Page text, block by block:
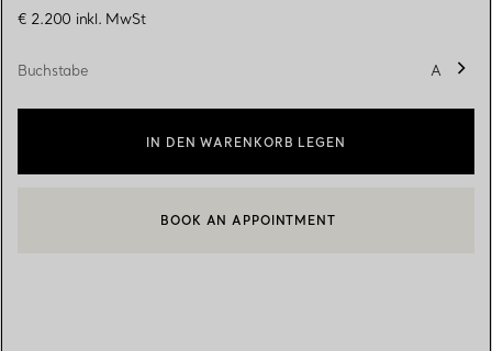
€ 2.200 inkl. MwSt
Buchstabe A
IN DEN WARENKORB LEGEN
EINEN KUNDENBERATER KONTAKTIEREN ODER EINEN
BOOK AN APPOINTMENT